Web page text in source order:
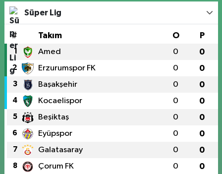
Süper Lig
# Takım O P
1 Amed 0 0
2 Erzurumspor FK 0 0
3 Başakşehir 0 0
4 Kocaelispor 0 0
5 Beşiktaş 0 0
6 Eyüpspor 0 0
7 Galatasaray 0 0
8 Çorum FK 0 0